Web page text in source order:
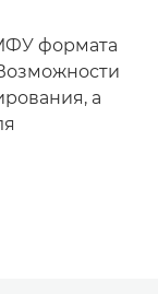
формата
а